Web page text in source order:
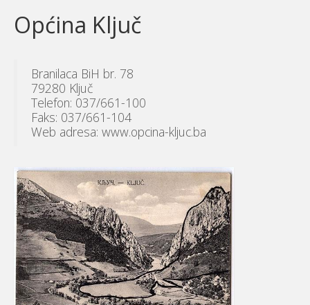
Općina Ključ
Branilaca BiH br. 78
79280 Ključ
Telefon: 037/661-100
Faks: 037/661-104
Web adresa: www.opcina-kljuc.ba